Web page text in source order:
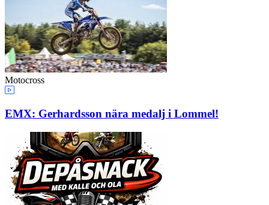
Motocross
EMX: Gerhardsson nära medalj i Lommel!